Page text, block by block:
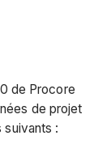
de Procore
de projet
: